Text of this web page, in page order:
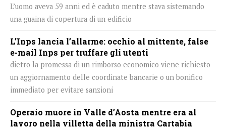
L’uomo aveva 59 anni ed è caduto mentre stava sistemando
una guaina di copertura di un edificio
L’Inps lancia l’allarme: occhio al mittente, false
e-mail Inps per truffare gli utenti
dietro la promessa di un rimborso economico viene richiesto
un aggiornamento delle coordinate bancarie o un bonifico
immediato per evitare sanzioni
Operaio muore in Valle d’Aosta mentre era al
lavoro nella villetta della ministra Cartabia